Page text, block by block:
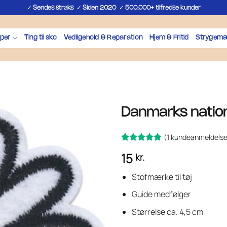
✓ Sendes straks✓ Siden 2020✓ 500.000+ tilfredse kunder
Ting til sko Vedligehold & Reparation Hjem & Fritid
Danmarks
som5
af 5 baseret
på
kundebedømmelse
(1
15 kr.
Stofmærke til tøj
Guide medfølger
Størrelse ca. 4,5 cm